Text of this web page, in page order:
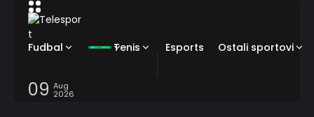
Fudbal Tenis Esports Ostali sportovi
09 Aug
2026